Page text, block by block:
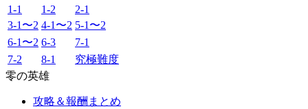
1-1 1-2
2-1
3-1〜2 4-1〜2 5-1〜2
6-1〜2 6-3
7-1
7-2
8-1
究極難度
零の英雄
攻略＆報酬まとめ